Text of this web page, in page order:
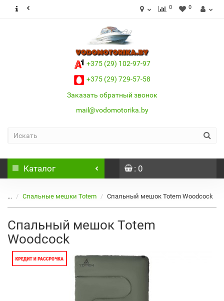
0 0
+375 (29) 102-97-97
+375 (29) 729-57-58
Заказать обратный звонок
mail@vodomotorika.by
Каталог : 0
... Спальные мешки Totem Спальный мешок Totem Woodcock
Спальный мешок Totem
Woodcock